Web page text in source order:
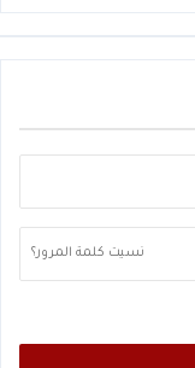
نسيت كلمة المرور؟